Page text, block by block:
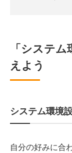
「システ
えよう
システム環境
自分の好みに合